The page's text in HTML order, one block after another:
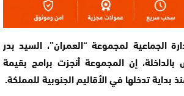
الجماعية لمجموعة “العمران”، السيد بدر
بالداخلة، إن المجموعة أنجزت برامج بقيمة